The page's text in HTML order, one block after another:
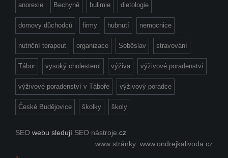
anorexie Bechyně bulimie dietologie
domovy důchodců firmy hubnutí nemocnice
nutriční terapeut organizace Soběslav stravování
Tábor vysoký cholesterol výživa výživové poradenství
výživové poradenství v Táboře výživový poradce
České Budějovice školky školy
SEO webu sledují SEO nástroje .cz
www stránky: www.ondrejkalivoda.cz